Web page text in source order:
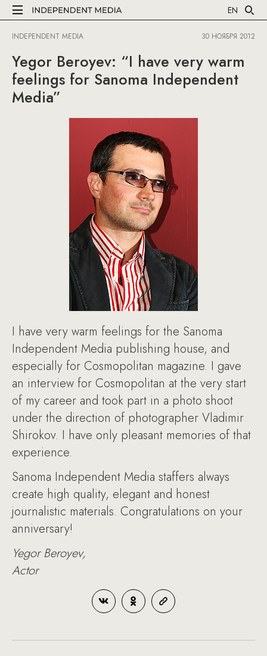
EN
INDEPENDENT MEDIA 30 НОЯБРЯ 2012
Yegor Beroyev: “I have very warm
feelings for Sanoma Independent
Media”
I have very warm feelings for the Sanoma
Independent Media publishing house, and
especially for Cosmopolitan magazine. I gave
an interview for Cosmopolitan at the very start
of my career and took part in a photo shoot
under the direction of photographer Vladimir
Shirokov. I have only pleasant memories of that
experience.
Sanoma Independent Media staffers always
create high quality, elegant and honest
journalistic materials. Congratulations on your
anniversary!
Yegor Beroyev,
Actor